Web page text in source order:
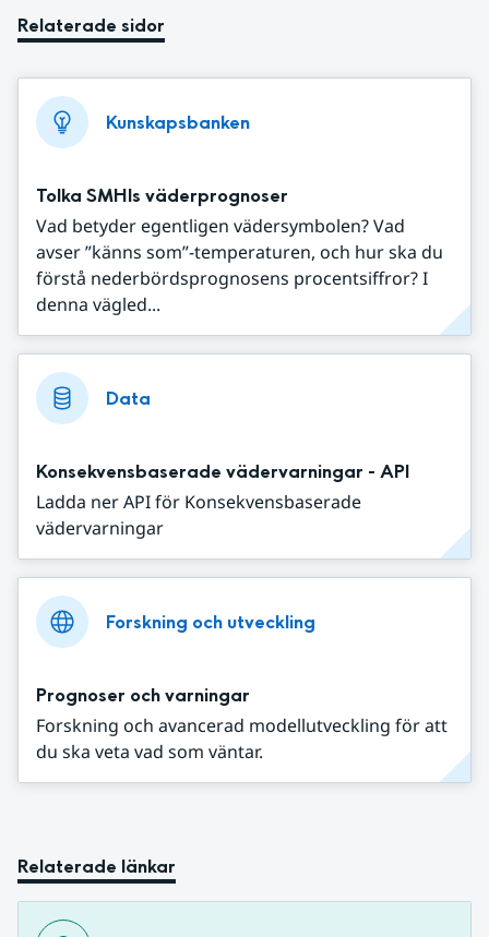
Relaterade sidor
Kunskapsbanken
Tolka SMHIs väderprognoser
Vad betyder egentligen vädersymbolen? Vad
avser ”känns som”-temperaturen, och hur ska du
förstå nederbördsprognosens procentsiffror? I
denna vägled...
Data
Konsekvensbaserade vädervarningar - API
Ladda ner API för Konsekvensbaserade
vädervarningar
Forskning och utveckling
Prognoser och varningar
Forskning och avancerad modellutveckling för att
du ska veta vad som väntar.
Relaterade länkar